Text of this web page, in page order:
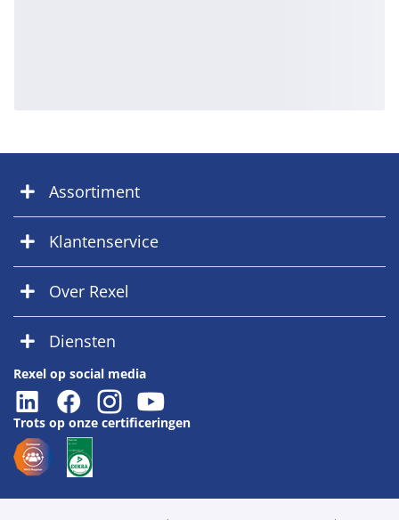
Assortiment
Klantenservice
Over Rexel
Diensten
Rexel op social media
Trots op onze certificeringen